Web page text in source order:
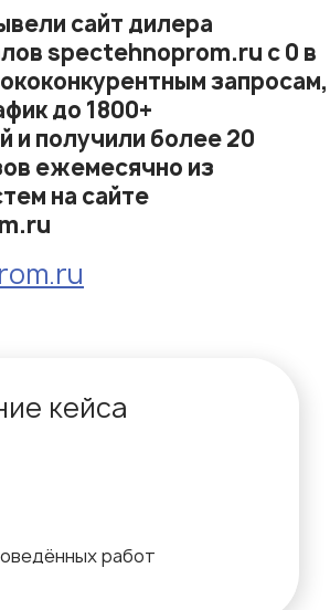
сайт дилера
spectehnoprom.ru с 0 в
запросам,
до 1800+
и получили более 20
ежемесячно из
на сайте
кейса
работ